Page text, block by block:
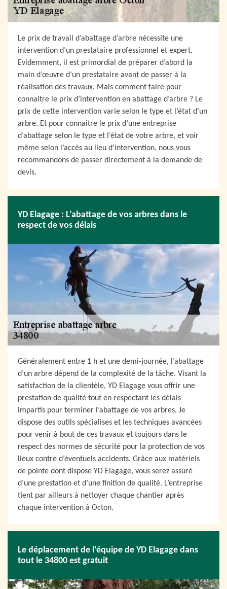
Le prix de travail d’abattage d’arbre nécessite une
intervention d’un prestataire professionnel et expert.
Evidemment, il est primordial de préparer d’abord la
main d’œuvre d’un prestataire avant de passer à la
réalisation des travaux. Mais comment faire pour
connaitre le prix d’intervention en abattage d’arbre ? Le
prix de cette intervention varie selon le type et l’état d’un
arbre. Et pour connaitre le prix d’une entreprise
d’abattage selon le type et l’état de votre arbre, et voir
même selon l’accès au lieu d’intervention, nous vous
recommandons de passer directement à la demande de
devis.
YD Elagage : L’abattage de vos arbres dans le
respect de vos délais
Généralement entre 1 h et une demi-journée, l’abattage
d’un arbre dépend de la complexité de la tâche. Visant la
satisfaction de la clientèle, YD Elagage vous offrir une
prestation de qualité tout en respectant les délais
impartis pour terminer l’abattage de vos arbres. Je
dispose des outils spécialises et les techniques avancées
pour venir à bout de ces travaux et toujours dans le
respect des normes de sécurité pour la protection de vos
lieux contre d’éventuels accidents. Grâce aux matériels
de pointe dont dispose YD Elagage, vous serez assuré
d’une prestation et d’une finition de qualité. L’entreprise
tient par ailleurs à nettoyer chaque chantier après
chaque intervention à Octon.
Le déplacement de l’équipe de YD Elagage dans
tout le 34800 est gratuit